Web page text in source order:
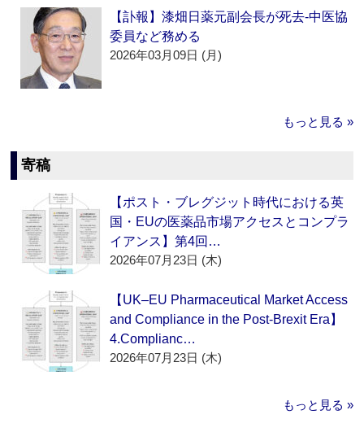
【訃報】漆畑日薬元副会長が死去‐中医協
委員など務める
2026年03月09日 (月)
もっと見る »
寄稿
【ポスト・ブレグジット時代における英
国・EUの医薬品市場アクセスとコンプラ
イアンス】第4回…
2026年07月23日 (木)
【UK–EU Pharmaceutical Market Access
and Compliance in the Post-Brexit Era】
4.Complianc…
2026年07月23日 (木)
もっと見る »